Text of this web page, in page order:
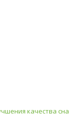
качества сна